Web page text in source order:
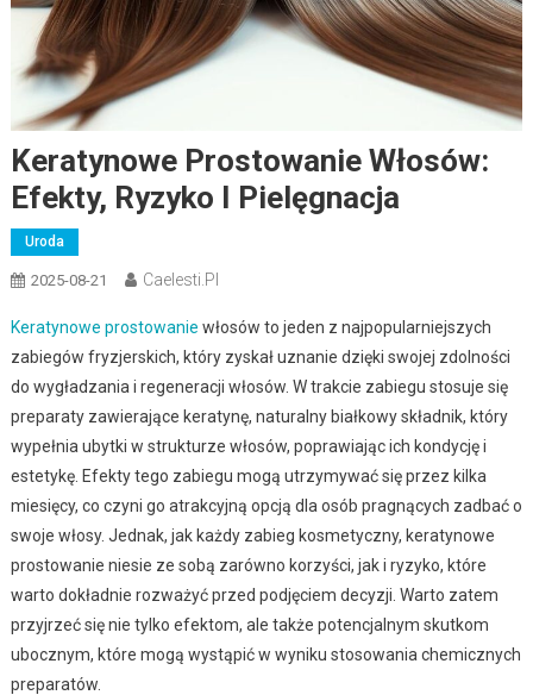
Keratynowe Prostowanie Włosów:
Efekty, Ryzyko I Pielęgnacja
Uroda
2025-08-21 Caelesti.pl
Keratynowe prostowanie włosów to jeden z najpopularniejszych
zabiegów fryzjerskich, który zyskał uznanie dzięki swojej zdolności
do wygładzania i regeneracji włosów. W trakcie zabiegu stosuje się
preparaty zawierające keratynę, naturalny białkowy składnik, który
wypełnia ubytki w strukturze włosów, poprawiając ich kondycję i
estetykę. Efekty tego zabiegu mogą utrzymywać się przez kilka
miesięcy, co czyni go atrakcyjną opcją dla osób pragnących zadbać o
swoje włosy. Jednak, jak każdy zabieg kosmetyczny, keratynowe
prostowanie niesie ze sobą zarówno korzyści, jak i ryzyko, które
warto dokładnie rozważyć przed podjęciem decyzji. Warto zatem
przyjrzeć się nie tylko efektom, ale także potencjalnym skutkom
ubocznym, które mogą wystąpić w wyniku stosowania chemicznych
preparatów.